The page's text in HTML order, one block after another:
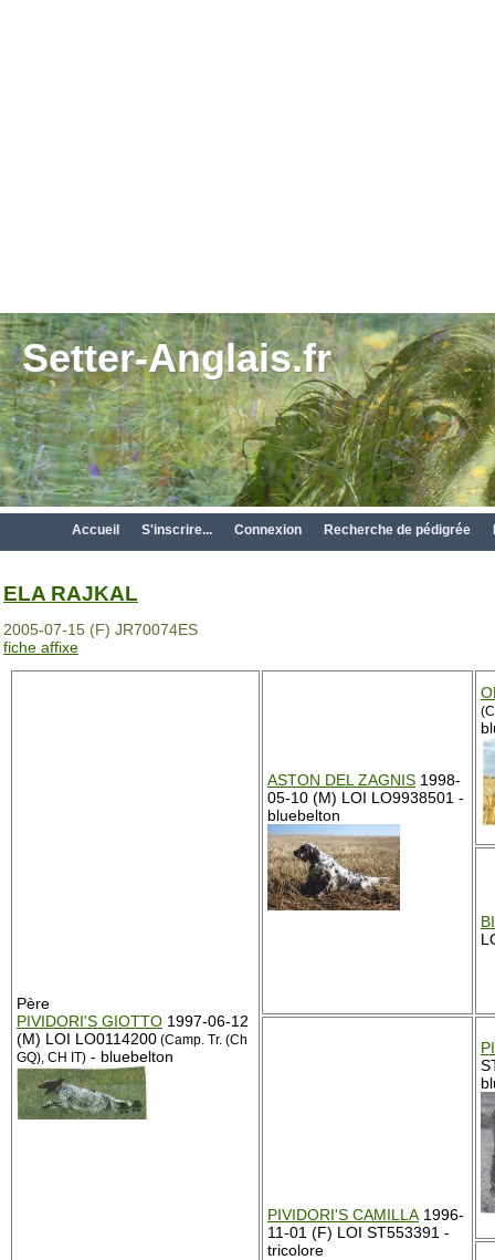
Setter-Anglais.fr
Accueil S'inscrire... Connexion Recherche de pédigrée
ELA RAJKAL
2005-07-15 (F) JR70074ES
fiche affixe
Père
PIVIDORI'S GIOTTO 1997-06-12
(M) LOI LO0114200 (Camp. Tr. (Ch
GQ), CH IT) - bluebelton
ASTON DEL ZAGNIS 1998-
05-10 (M) LOI LO9938501 -
bluebelton
PIVIDORI'S CAMILLA 1996-
11-01 (F) LOI ST553391 -
tricolore